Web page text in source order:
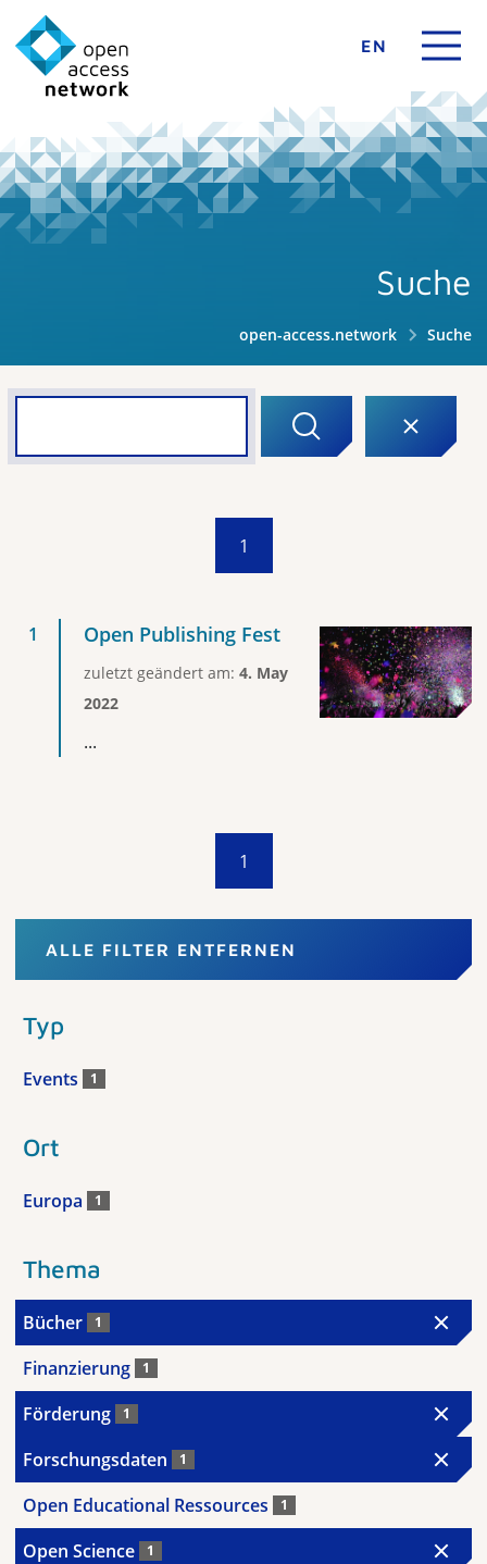
EN
Suche
open-access.network Suche
1
Open Publishing Fest
zuletzt geändert am: 4. May
2022
...
1
ALLE FILTER ENTFERNEN
Typ
Events 1
Ort
Europa 1
Thema
Bücher 1
Finanzierung 1
Förderung 1
Forschungsdaten 1
Open Educational Ressources 1
Open Science 1